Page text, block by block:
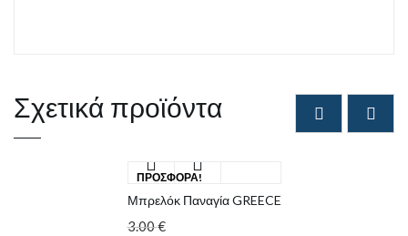
Σχετικά προϊόντα
ΠΡΟΣΦΟΡΆ!
Μπρελόκ Παναγία GREECE
3.00€